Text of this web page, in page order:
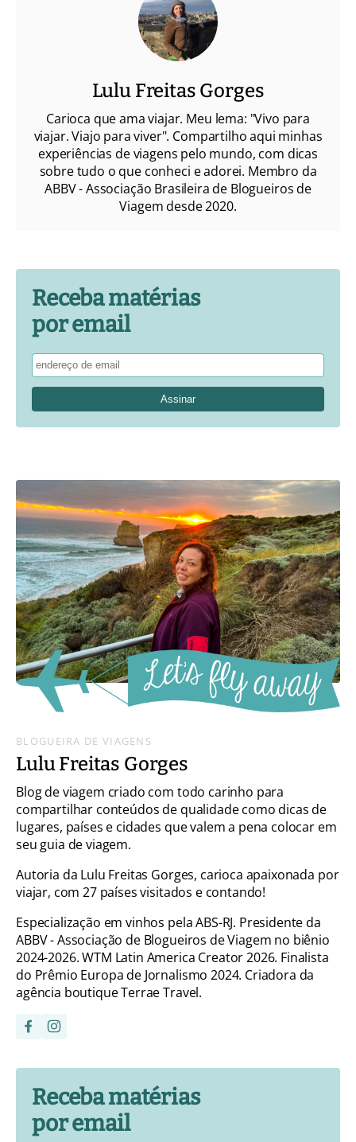
Lulu Freitas Gorges
Carioca que ama viajar. Meu lema: "Vivo para
viajar. Viajo para viver". Compartilho aqui minhas
experiências de viagens pelo mundo, com dicas
sobre tudo o que conheci e adorei. Membro da
ABBV - Associação Brasileira de Blogueiros de
Viagem desde 2020.
Receba matérias
por email
BLOGUEIRA DE VIAGENS
Lulu Freitas Gorges
Blog de viagem criado com todo carinho para
compartilhar conteúdos de qualidade como dicas de
lugares, países e cidades que valem a pena colocar em
seu guia de viagem.
Autoria da Lulu Freitas Gorges, carioca apaixonada por
viajar, com 27 países visitados e contando!
Especialização em vinhos pela ABS-RJ. Presidente da
ABBV - Associação de Blogueiros de Viagem no biênio
2024-2026. WTM Latin America Creator 2026. Finalista
do Prêmio Europa de Jornalismo 2024. Criadora da
agência boutique Terrae Travel.
Receba matérias
por email